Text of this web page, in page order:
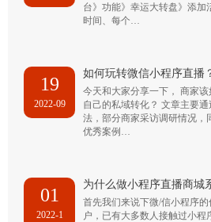
台》功能》幸运大转盘》添加
时间、每个…
19
2022-09
如何玩转微信小程序直播
今天和大家分享一下， 商家
自己的私域转化？ 文章主要
法，部分商家采访调研情况，
优秀案例…
01
2022-1
为什么做小程序直播商城
首先我们来说下微/信小程序
户，已有大多数人接触过小